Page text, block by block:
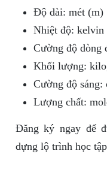
Độ dài: mét (m)
Nhiệt độ:
Cường độ dòng
Khối lượng:
Cường độ sáng:
Lượng chất:
Đăng ký ngay để
dựng lộ trình học